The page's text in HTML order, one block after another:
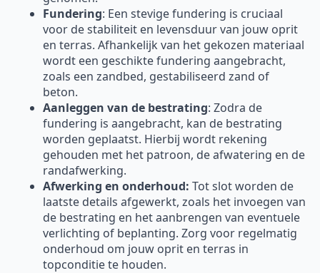
Fundering: Een stevige fundering is cruciaal
voor de stabiliteit en levensduur van jouw oprit
en terras. Afhankelijk van het gekozen materiaal
wordt een geschikte fundering aangebracht,
zoals een zandbed, gestabiliseerd zand of
beton.
Aanleggen van de bestrating: Zodra de
fundering is aangebracht, kan de bestrating
worden geplaatst. Hierbij wordt rekening
gehouden met het patroon, de afwatering en de
randafwerking.
Afwerking en onderhoud: Tot slot worden de
laatste details afgewerkt, zoals het invoegen van
de bestrating en het aanbrengen van eventuele
verlichting of beplanting. Zorg voor regelmatig
onderhoud om jouw oprit en terras in
topconditie te houden.